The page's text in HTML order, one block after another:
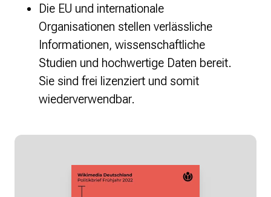
Die EU und internationale
Organisationen stellen verlässliche
Informationen, wissenschaftliche
Studien und hochwertige Daten bereit.
Sie sind frei lizenziert und somit
wiederverwendbar.